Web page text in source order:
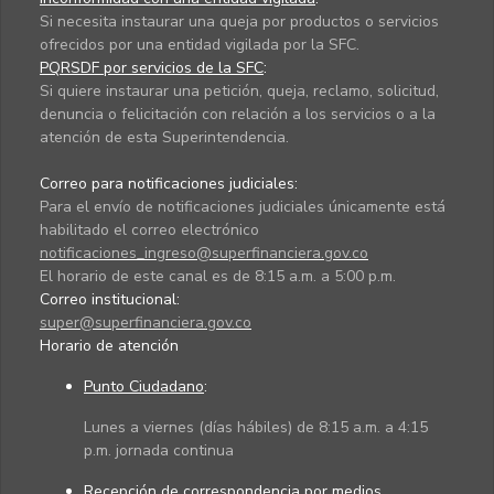
Si necesita instaurar una queja por productos o servicios
ofrecidos por una entidad vigilada por la SFC.
PQRSDF por servicios de la SFC:
Si quiere instaurar una petición, queja, reclamo, solicitud,
denuncia o felicitación con relación a los servicios o a la
atención de esta Superintendencia.
Correo para notificaciones judiciales:
Para el envío de notificaciones judiciales únicamente está
habilitado el correo electrónico
notificaciones_ingreso@superfinanciera.gov.co
El horario de este canal es de 8:15 a.m. a 5:00 p.m.
Correo institucional:
super@superfinanciera.gov.co
Horario de atención
Punto Ciudadano:
Lunes a viernes (días hábiles) de 8:15 a.m. a 4:15
p.m. jornada continua